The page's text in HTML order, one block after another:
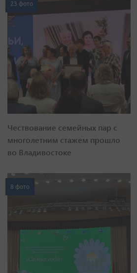
23 фото
Чествование семейных пар с
многолетним стажем прошло
во Владивостоке
8 фото